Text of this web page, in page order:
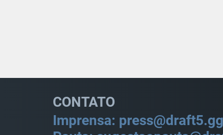
CONTATO
Imprensa: press@draft5.gg